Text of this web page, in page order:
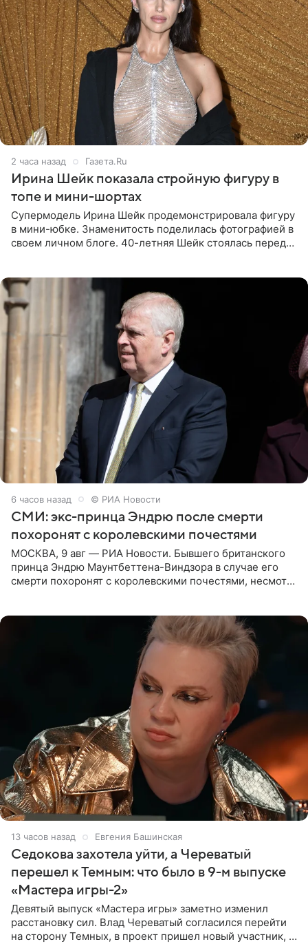
2 часа назад Газета.Ru
Ирина Шейк показала стройную фигуру в
топе и мини-шортах
Супермодель Ирина Шейк продемонстрировала фигуру
в мини-юбке. Знаменитость поделилась фотографией в
своем личном блоге. 40-летняя Шейк стоялась перед
6 часов назад © РИА Новости
СМИ: экс-принца Эндрю после смерти
похоронят с королевскими почестями
МОСКВА, 9 авг — РИА Новости. Бывшего британского
принца Эндрю Маунтбеттена-Виндзора в случае его
смерти похоронят с королевскими почестями, несмотря
13 часов назад Евгения Башинская
Седокова захотела уйти, а Череватый
перешел к Темным: что было в 9-м выпуске
«Мастера игры-2»
Девятый выпуск «Мастера игры» заметно изменил
расстановку сил. Влад Череватый согласился перейти
на сторону Темных, в проект пришел новый участник, а